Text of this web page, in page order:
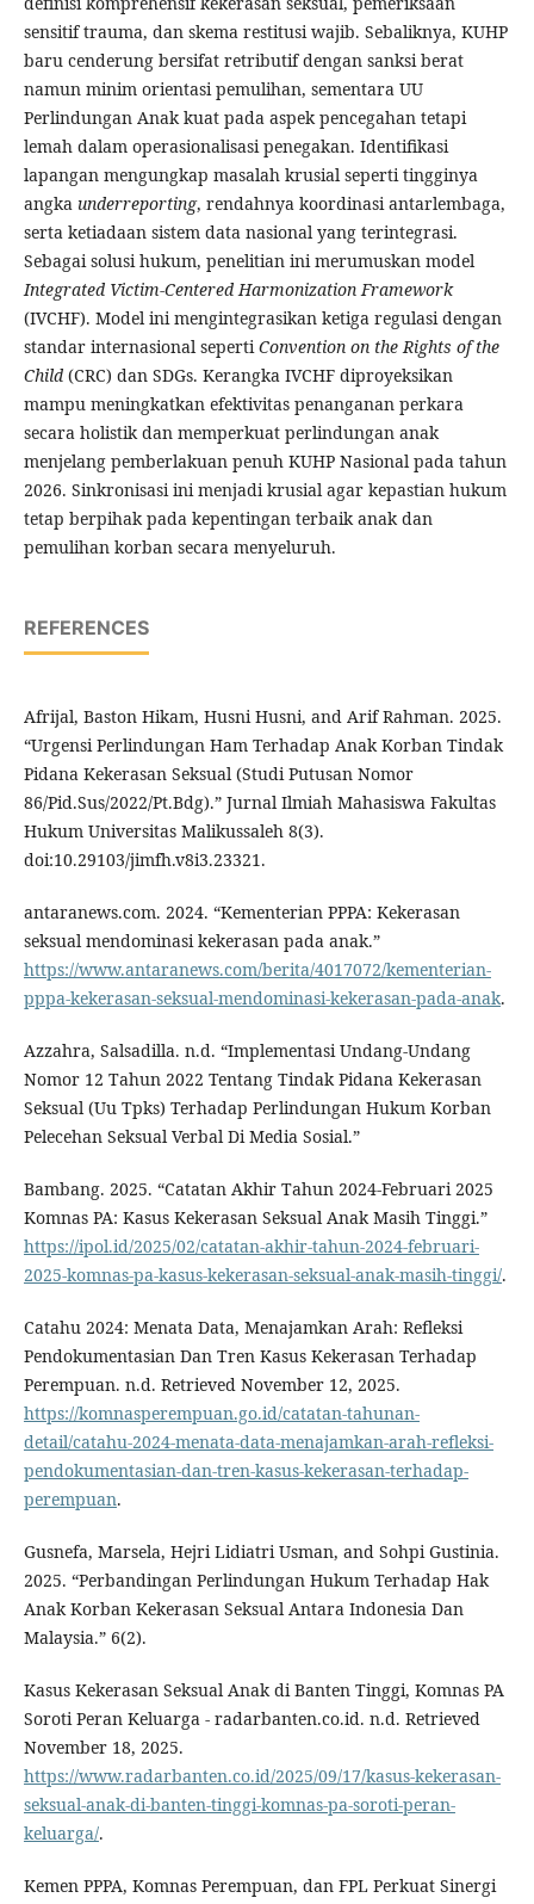
sensitif trauma, dan skema restitusi wajib. Sebaliknya, KUHP
baru cenderung bersifat retributif dengan sanksi berat
namun minim orientasi pemulihan, sementara UU
Perlindungan Anak kuat pada aspek pencegahan tetapi
lemah dalam operasionalisasi penegakan. Identifikasi
lapangan mengungkap masalah krusial seperti tingginya
angka underreporting, rendahnya koordinasi antarlembaga,
serta ketiadaan sistem data nasional yang terintegrasi.
Sebagai solusi hukum, penelitian ini merumuskan model
Integrated Victim-Centered Harmonization Framework
(IVCHF). Model ini mengintegrasikan ketiga regulasi dengan
standar internasional sepertiConvention on the Rights of the
Child(CRC) dan SDGs. Kerangka IVCHF diproyeksikan
mampu meningkatkan efektivitas penanganan perkara
secara holistik dan memperkuat perlindungan anak
menjelang pemberlakuan penuh KUHP Nasional pada tahun
2026. Sinkronisasi ini menjadi krusial agar kepastian hukum
tetap berpihak pada kepentingan terbaik anak dan
pemulihan korban secara menyeluruh.
REFERENCES
Afrijal, Baston Hikam, Husni Husni, and Arif Rahman. 2025.
“Urgensi Perlindungan Ham Terhadap Anak Korban Tindak
Pidana Kekerasan Seksual (Studi Putusan Nomor
86/Pid.Sus/2022/Pt.Bdg).” Jurnal Ilmiah Mahasiswa Fakultas
Hukum Universitas Malikussaleh 8(3).
doi:10.29103/jimfh.v8i3.23321.
antaranews.com. 2024. “Kementerian PPPA: Kekerasan
seksual mendominasi kekerasan pada anak.”
https://www.antaranews.com/berita/4017072/kementerian-
pppa-kekerasan-seksual-mendominasi-kekerasan-pada-anak.
Azzahra, Salsadilla. n.d. “Implementasi Undang-Undang
Nomor 12 Tahun 2022 Tentang Tindak Pidana Kekerasan
Seksual (Uu Tpks) Terhadap Perlindungan Hukum Korban
Pelecehan Seksual Verbal Di Media Sosial.”
Bambang. 2025. “Catatan Akhir Tahun 2024-Februari 2025
Komnas PA: Kasus Kekerasan Seksual Anak Masih Tinggi.”
https://ipol.id/2025/02/catatan-akhir-tahun-2024-februari-
2025-komnas-pa-kasus-kekerasan-seksual-anak-masih-tinggi/.
Catahu 2024: Menata Data, Menajamkan Arah: Refleksi
Pendokumentasian Dan Tren Kasus Kekerasan Terhadap
Perempuan. n.d. Retrieved November 12, 2025.
https://komnasperempuan.go.id/catatan-tahunan-
detail/catahu-2024-menata-data-menajamkan-arah-refleksi-
pendokumentasian-dan-tren-kasus-kekerasan-terhadap-
perempuan.
Gusnefa, Marsela, Hejri Lidiatri Usman, and Sohpi Gustinia.
2025. “Perbandingan Perlindungan Hukum Terhadap Hak
Anak Korban Kekerasan Seksual Antara Indonesia Dan
Malaysia.” 6(2).
Kasus Kekerasan Seksual Anak di Banten Tinggi, Komnas PA
Soroti Peran Keluarga - radarbanten.co.id. n.d. Retrieved
November 18, 2025.
https://www.radarbanten.co.id/2025/09/17/kasus-kekerasan-
seksual-anak-di-banten-tinggi-komnas-pa-soroti-peran-
keluarga/.
Kemen PPPA, Komnas Perempuan, dan FPL Perkuat Sinergi